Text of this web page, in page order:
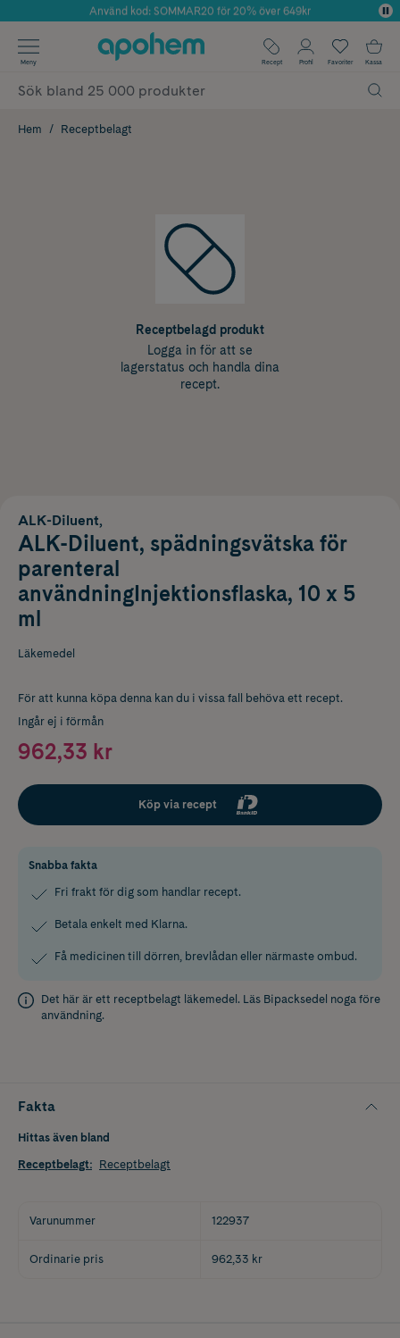
Årets Butik 2025 inom Skönhet
Använd kod: SOMMAR20 för 20% över 649kr
✓ Fri frakt
✓ Poäng på alla köp*
Meny Recept Profil Favoriter Kassa
Hem Receptbelagt
Receptbelagd produkt
Logga in för att se
lagerstatus och handla dina
recept.
ALK-Diluent,
ALK-Diluent, spädningsvätska för
parenteral
användningInjektionsflaska, 10 x 5
ml
Läkemedel
För att kunna köpa denna kan du i vissa fall behöva ett recept.
Ingår ej i förmån
962,33 kr
Köp via recept
Snabba fakta
Fri frakt för dig som handlar recept.
Betala enkelt med Klarna.
Få medicinen till dörren, brevlådan eller närmaste ombud.
Det här är ett receptbelagt läkemedel. Läs Bipacksedel noga före
användning.
Fakta
Hittas även bland
Receptbelagt: Receptbelagt
Varunummer 122937
Ordinarie pris 962,33 kr